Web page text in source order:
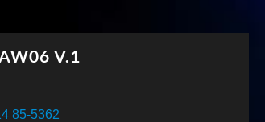
V.1
85-5362